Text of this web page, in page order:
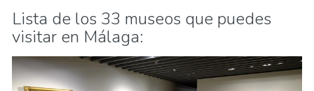
Lista de los 33 museos que puedes
visitar en Málaga: